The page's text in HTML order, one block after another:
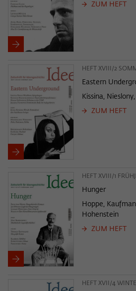
ZUM HEFT
HEFT XVIII/2
Eastern
Kissina,
ZUM HEFT
HEFT XVIII/1
Hunger
Hoppe,
Hohenstein
ZUM HEFT
HEFT XVII/4